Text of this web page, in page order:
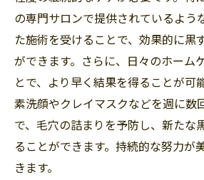
サロン選びのポイントと
肌悩み別のアプローチ方法
サロンでの定期的な診断
最新機器を使ったケアの紹介
ユーザー体験から学ぶケ
サロン通いがもたらす心
毛穴の黒ずみを取るための最新
の専門サロンで提供されているよう
た施術を受けることで、効果的に黒
ができます。さらに、日々のホーム
とで、より早く結果を得ることが可
素洗顔やクレイマスクなどを週に数
で、毛穴の詰まりを予防し、新たな
ることができます。持続的な努力が
きます。